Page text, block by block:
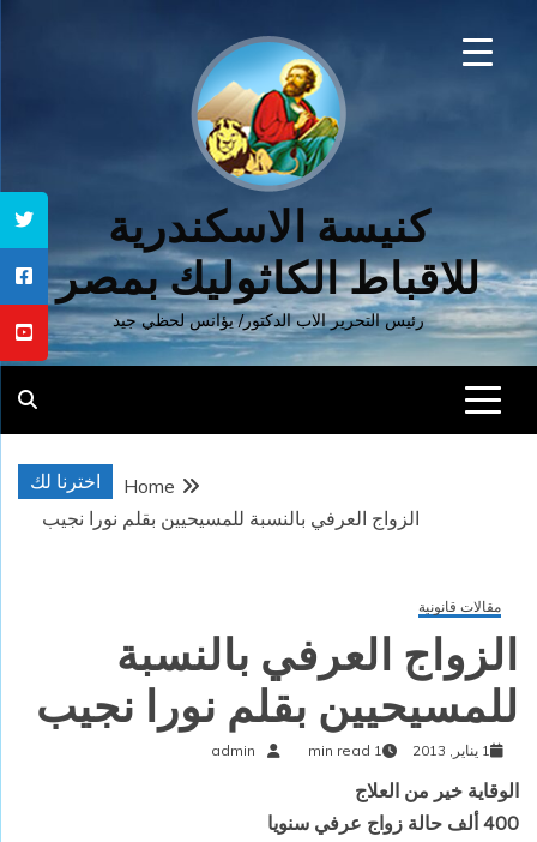
كنيسة الاسكندرية
للاقباط الكاثوليك بمصر
رئيس التحرير الاب الدكتور/ يؤانس لحظي جيد
اخترنا لك
Home
الزواج العرفي بالنسبة للمسيحيين بقلم نورا‏ ‏نجيب‏
مقالات قانونية
الزواج العرفي بالنسبة
للمسيحيين بقلم نورا‏ ‏نجيب‏
1 يناير, 2013 1 min read
admin
الوقاية خير من العلاج
400 ‏ألف‏ ‏حالة‏ ‏زواج‏ ‏عرفي‏ ‏سنويا‏